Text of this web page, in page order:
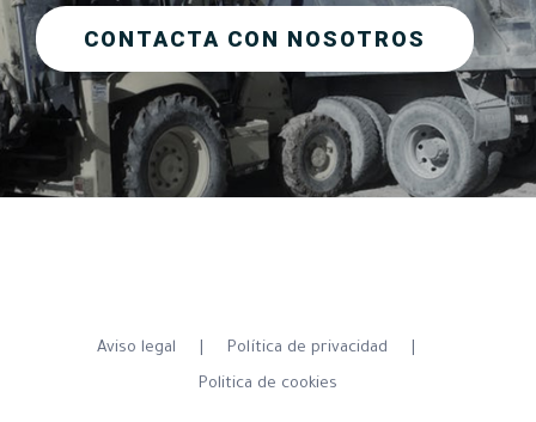
CONTACTA CON NOSOTROS
Aviso legal
Política de privacidad
Politica de cookies